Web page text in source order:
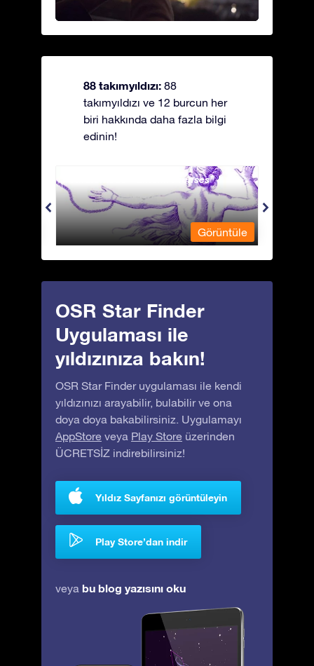
88 takımyıldızı: 88
takımyıldızı ve 12 burcun her
biri hakkında daha fazla bilgi
edinin!
Andromeda - Zincirli Prenses
Görüntüle
OSR Star Finder
Uygulaması ile
yıldızınıza bakın!
OSR Star Finder uygulaması ile kendi
yıldızınızı arayabilir, bulabilir ve ona
doya doya bakabilirsiniz. Uygulamayı
AppStore veya Play Store üzerinden
ÜCRETSİZ indirebilirsiniz!
Yıldız Sayfanızı görüntüleyin
Play Store’dan indir
veya bu blog yazısını oku